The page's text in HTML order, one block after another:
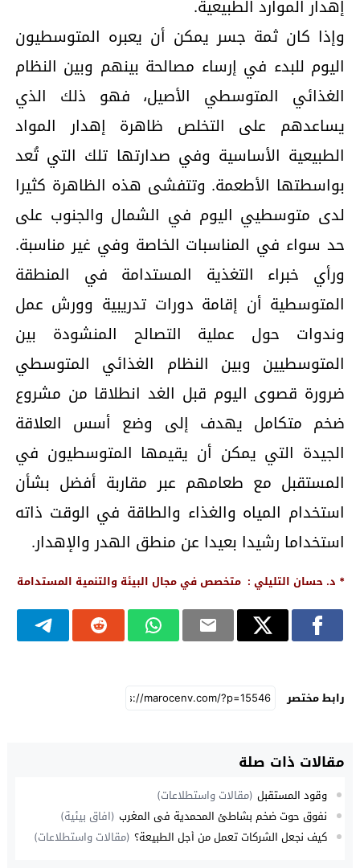
إهدار الموارد الطبيعية.
وإذا كان ثمة جسر يمكن أن يعبره المتوسطيون
اليوم للبدء في إرساء مصالحة بينهم وبين النظام
الغذائي المتوسطي الأصيل، فهو ذلك الذي
يساعدهم على التخلص ظاهرة إهدار المواد
الطبيعية الأساسية وفي صدارتها تلك التي تُعد
بواسطتها الأطعمة. وتتفشى هذه الظاهرة كثيرا
لدى متوسطيي اليوم في الشمال والجنوب على
حد سواء في المناسبات الخاصة وفي غير مناسبة.
ورأي خبراء التغذية المستدامة في المنطقة
المتوسطية أن إقامة دورات تدريبية وورش عمل
وندوات حول عملية التصالح المنشودة بين
المتوسطيين وبين النظام الغذائي المتوسطي
ضرورة قصوى اليوم قبل الغد انطلاقا من مشروع
ضخم متكامل يهدف إلى وضع أسس العلاقة
الجيدة التي يمكن أن يقيمها المتوسطيون في
المستقبل مع طعامهم عبر مقاربة أفضل بشأن
استخدام المياه والغذاء والطاقة في الوقت ذاته
استخداما رشيدا بعيدا عن منطق الهدر والإهدار.
* د. حسان التليلي : متخصص في مجال البيئة والتنمية المستدامة
رابط مختصر
مقالات ذات صلة
وقود المستقبل (مقالات واستطلاعات)
نفوق حوت ضخم بشاطئ المحمدية في المغرب
(افاق بيئية)
كيف نجعل الشركات تعمل من أجل الطبيعة؟ (مقالات واستطلاعات)